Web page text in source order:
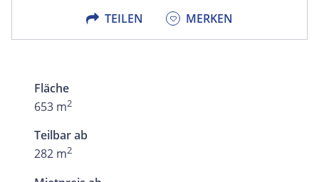
TEILEN MERKEN
Fläche
653 m2
Teilbar ab
282 m2